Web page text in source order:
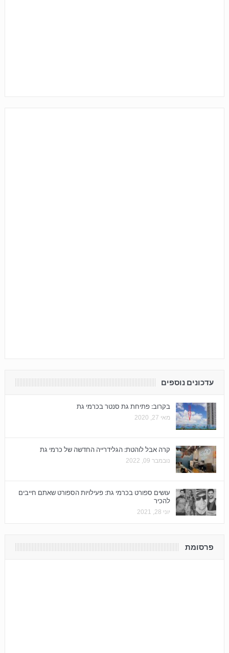
עדכונים נוספים
בקרוב: פתיחת גת סנטר בכרמי גת
מאי 27, 2020
קרה אבל לוהטת: הגלידרייה החדשה של כרמי גת
נובמבר 09, 2022
עושים ספורט בכרמי גת: פעילויות הספורט שאתם חייבים
להכיר
יוני 28, 2021
פרסומת